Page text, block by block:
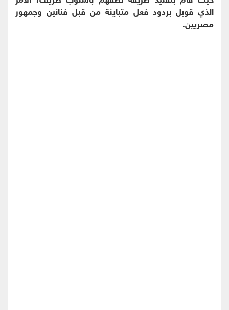
الذي قوبل بردود فعل متباينة من قبل فنانين وجمهور
مصريين.